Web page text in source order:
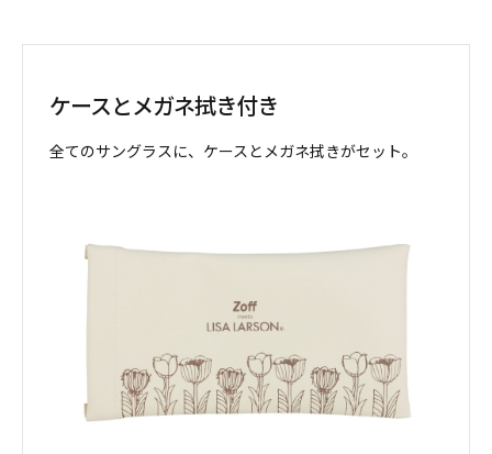
ケースとメガネ拭き付き
全てのサングラスに、 ケースとメガネ拭きがセット。